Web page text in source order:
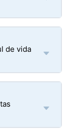
de vida